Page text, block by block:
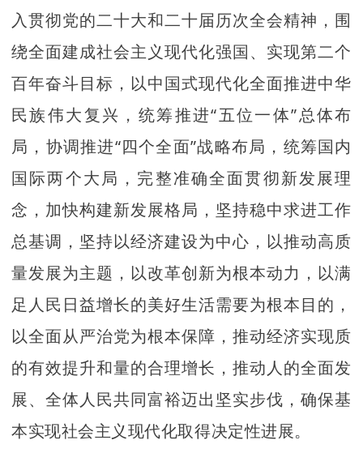
入贯彻党的二十大和二十届历次全会精神，围
绕全面建成社会主义现代化强国、实现第二个
百年奋斗目标，以中国式现代化全面推进中华
民族伟大复兴，统筹推进“五位一体”总体布
局，协调推进“四个全面”战略布局，统筹国内
国际两个大局，完整准确全面贯彻新发展理
念，加快构建新发展格局，坚持稳中求进工作
总基调，坚持以经济建设为中心，以推动高质
量发展为主题，以改革创新为根本动力，以满
足人民日益增长的美好生活需要为根本目的，
以全面从严治党为根本保障，推动经济实现质
的有效提升和量的合理增长，推动人的全面发
展、全体人民共同富裕迈出坚实步伐，确保基
本实现社会主义现代化取得决定性进展。